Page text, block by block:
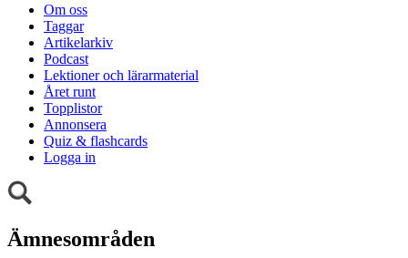
Om oss
Taggar
Artikelarkiv
Podcast
Lektioner och lärarmaterial
Året runt
Topplistor
Annonsera
Quiz & flashcards
Logga in
Ämnesområden